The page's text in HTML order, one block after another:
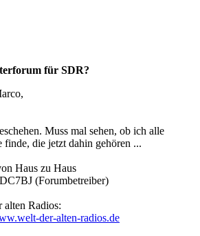
für SDR?
Muss mal sehen, ob ich alle
finde, die jetzt dahin gehören ...
Haus zu Haus
(Forumbetreiber)
alten Radios:
der-alten-radios.de